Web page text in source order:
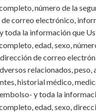
número de la
correo electrónico,
toda la información que
edad, sexo,
de correo
relacionados, peso,
historial médico,
y toda la
edad, sexo,